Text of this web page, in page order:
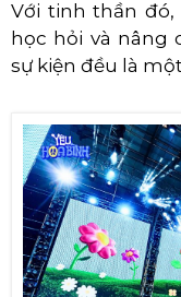
Với tinh thần đó,
học hỏi và nâng
sự kiện đều là